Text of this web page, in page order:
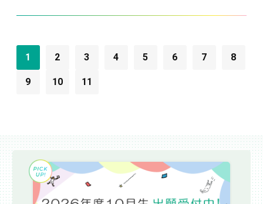
1 2 3 4 5 6 7 8
9 10 11